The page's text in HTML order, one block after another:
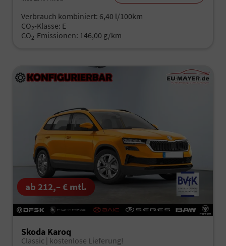
Verbrauch kombiniert: 6,40 l/100km
CO2-Klasse: E
CO2-Emissionen: 146,00 g/km
ab 212,– € mtl.
Skoda Karoq
Classic | kostenlose Lieferung!